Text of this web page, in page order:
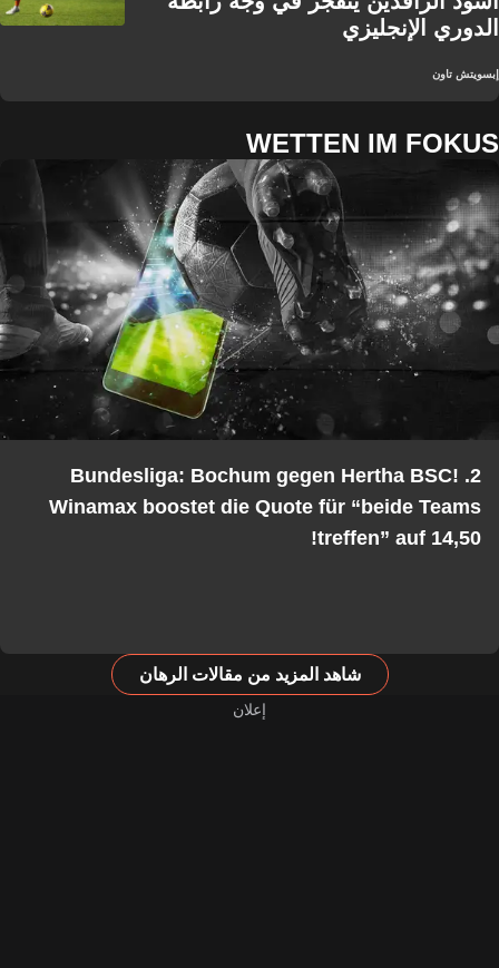
الدوري الإنجليزي
إبسويتش تاون
WETTEN IM FOKUS
2. Bundesliga: Bochum gegen Hertha BSC!
Winamax boostet die Quote für “beide Teams
treffen” auf 14,50!
شاهد المزيد من مقالات الرهان